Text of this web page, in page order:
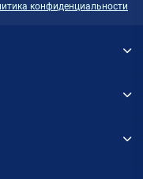
конфиденциальности